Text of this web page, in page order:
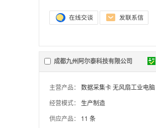
成都九州阿尔泰科技有限公司
主营产品： 数据采集卡无风扇工业电脑
经营模式：
生产制造
供应产品：
11 条